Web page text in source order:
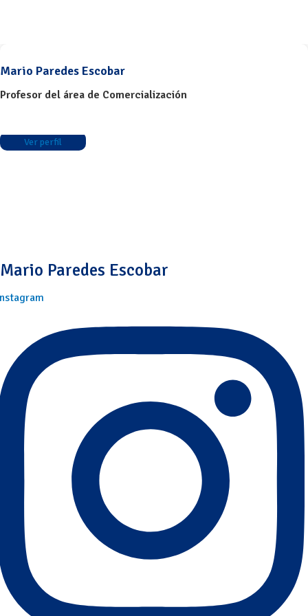
Mario Paredes Escobar
Profesor del área de Comercialización
Ver perfil
Mario Paredes Escobar